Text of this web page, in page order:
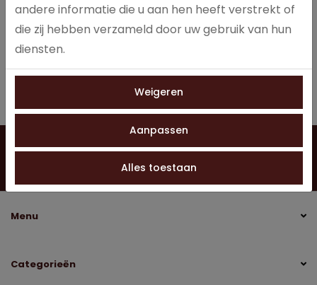
Specificaties
Artikelnummer 000022
info@jobo-koffie.nl
Menu
Categorieën
andere informatie die u aan hen heeft verstrekt of
die zij hebben verzameld door uw gebruik van hun
diensten.
Weigeren
Aanpassen
Alles toestaan